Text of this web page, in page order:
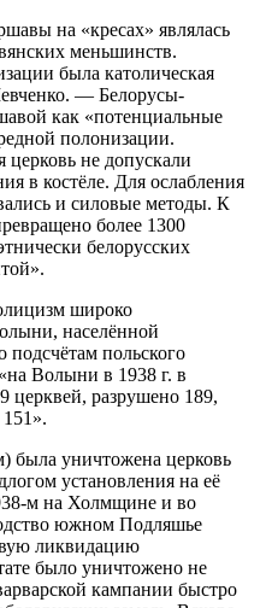
на «кресах» являлась
меньшинств.
была католическая
— Белорусы-
как «потенциальные
полонизации.
церковь не допускали
в костёле. Для ослабления
и силовые методы. К
более 1300
белорусских
широко
населённой
польского
Волыни в 1938 г. в
церквей, разрушено 189,
была уничтожена церковь
установления на её
м на Холмщине и во
южном Подляшье
ликвидацию
было уничтожено не
кампании быстро